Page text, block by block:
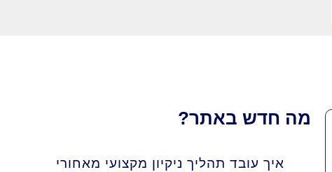
מה חדש באתר?
איך עובד תהליך ניקיון מקצועי מאחורי